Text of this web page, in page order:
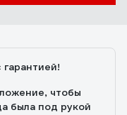
чтобы
была под рукой